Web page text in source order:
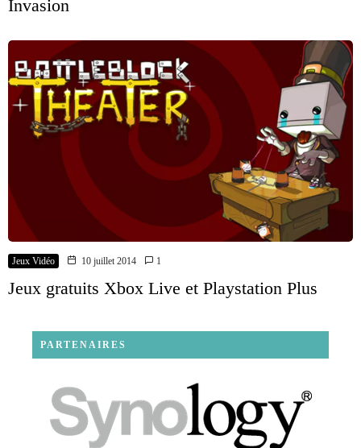
Invasion
Jeux Vidéo 10 juillet 2014 1
Jeux gratuits Xbox Live et Playstation Plus
PARTENAIRES